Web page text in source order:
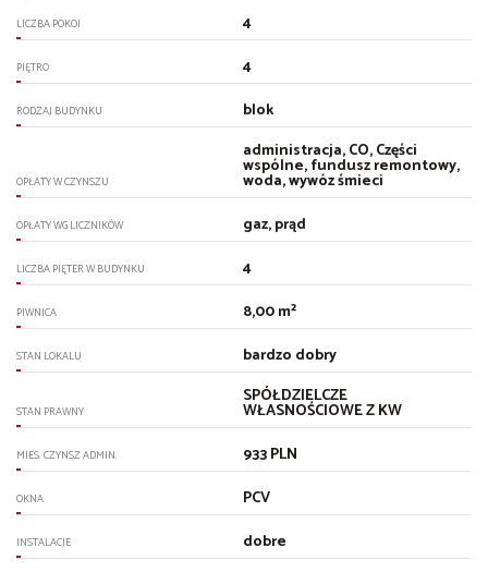
LICZBA POKOI 4
PIĘTRO 4
RODZAJ BUDYNKU blok
OPŁATY W CZYNSZU
administracja, CO, Części
wspólne, fundusz remontowy,
woda, wywóz śmieci
OPŁATY WG LICZNIKÓW gaz, prąd
LICZBA PIĘTER W BUDYNKU 4
PIWNICA 8,00 m²
STAN LOKALU bardzo dobry
STAN PRAWNY
SPÓŁDZIELCZE
WŁASNOŚCIOWE Z KW
MIES. CZYNSZ ADMIN. 933 PLN
OKNA PCV
INSTALACJE dobre